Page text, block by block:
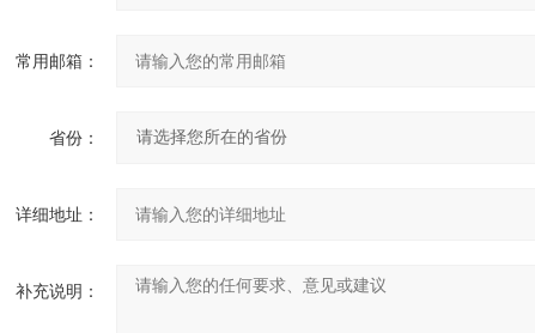
常用邮箱：
省份：
详细地址：
补充说明：